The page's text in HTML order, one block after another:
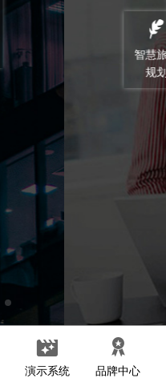
演示系统 品牌中心
智慧旅游
顾问和监